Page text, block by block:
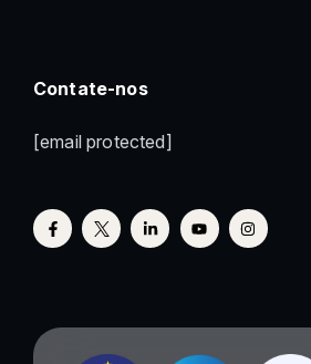
Contate-nos
[email protected]